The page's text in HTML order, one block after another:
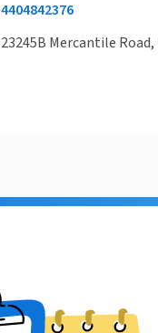
4404842376
23245B Mercantile